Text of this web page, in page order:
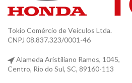
Tokio Comércio de Veículos Ltda.
CNPJ 08.837.323/0001-46
Alameda Aristiliano Ramos, 1045,
Centro, Rio do Sul, SC, 89160-113